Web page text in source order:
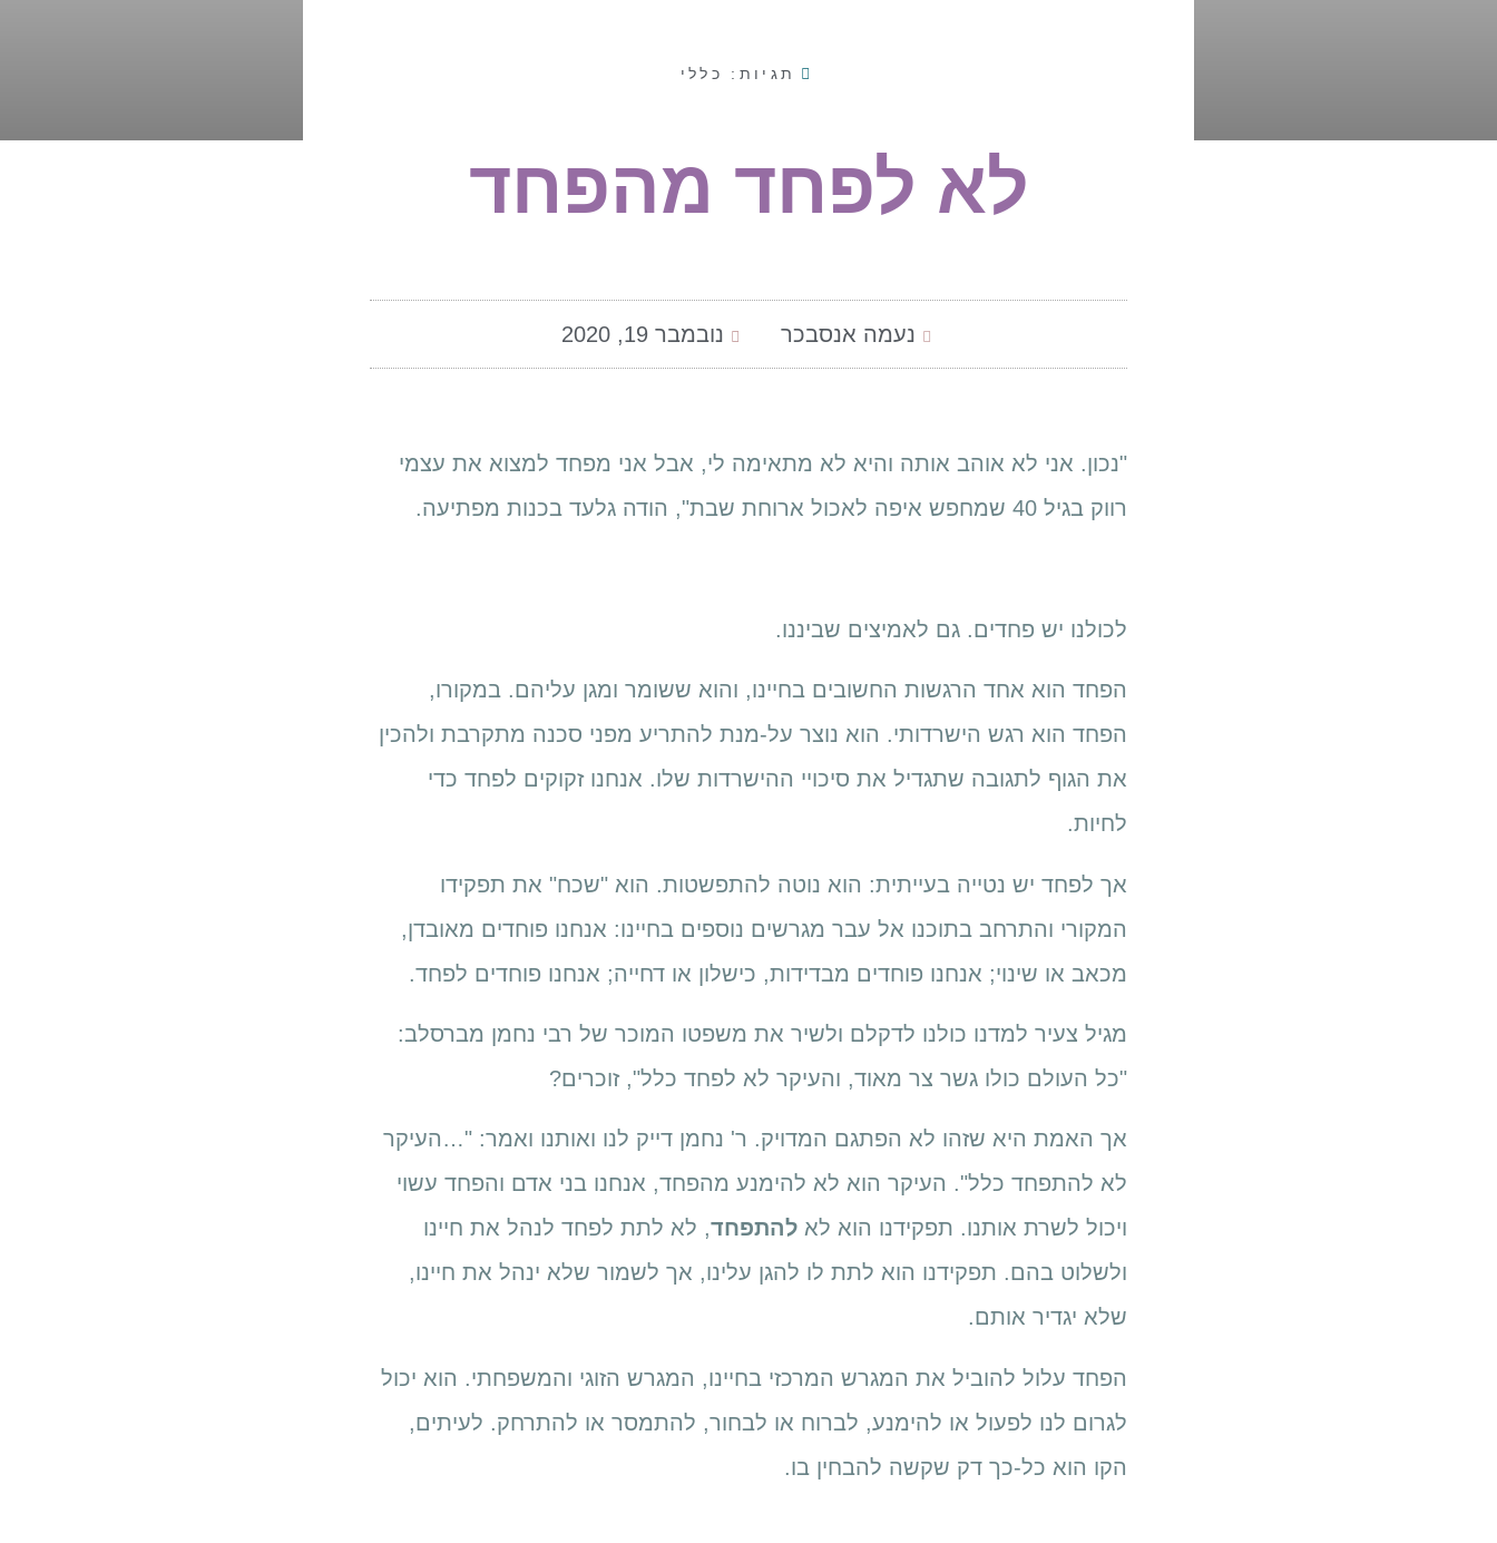
תגיות: כללי
לא לפחד מהפחד
נעמה אנסבכר נובמבר 19, 2020
"נכון. אני לא אוהב אותה והיא לא מתאימה לי, אבל אני מפחד למצוא את עצמי
רווק בגיל 40 שמחפש איפה לאכול ארוחת שבת", הודה גלעד בכנות מפתיעה.
לכולנו יש פחדים. גם לאמיצים שביננו.
הפחד הוא אחד הרגשות החשובים בחיינו, והוא ששומר ומגן עליהם. במקורו,
הפחד הוא רגש הישרדותי. הוא נוצר על-מנת להתריע מפני סכנה מתקרבת ולהכין
את הגוף לתגובה שתגדיל את סיכויי ההישרדות שלו. אנחנו זקוקים לפחד כדי
לחיות.
אך לפחד יש נטייה בעייתית: הוא נוטה להתפשטות. הוא "שכח" את תפקידו
המקורי והתרחב בתוכנו אל עבר מגרשים נוספים בחיינו: אנחנו פוחדים מאובדן,
מכאב או שינוי; אנחנו פוחדים מבדידות, כישלון או דחייה; אנחנו פוחדים לפחד.
מגיל צעיר למדנו כולנו לדקלם ולשיר את משפטו המוכר של רבי נחמן מברסלב:
"כל העולם כולו גשר צר מאוד, והעיקר לא לפחד כלל", זוכרים?
אך האמת היא שזהו לא הפתגם המדויק. ר' נחמן דייק לנו ואותנו ואמר: "…העיקר
לא להתפחד כלל". העיקר הוא לא להימנע מהפחד, אנחנו בני אדם והפחד עשוי
ויכול לשרת אותנו. תפקידנו הוא לא להתפחד, לא לתת לפחד לנהל את חיינו
ולשלוט בהם. תפקידנו הוא לתת לו להגן עלינו, אך לשמור שלא ינהל את חיינו,
שלא יגדיר אותם.
הפחד עלול להוביל את המגרש המרכזי בחיינו, המגרש הזוגי והמשפחתי. הוא יכול
לגרום לנו לפעול או להימנע, לברוח או לבחור, להתמסר או להתרחק. לעיתים,
הקו הוא כל-כך דק שקשה להבחין בו.